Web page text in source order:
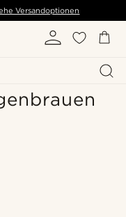
Versandoptionen